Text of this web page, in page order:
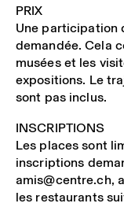
PRIX
Une participation
demandée. Cela
musées et les
expositions. Le
sont pas inclus.
INSCRIPTIONS
Les places sont
inscriptions
amis@centre.ch,
les restaurants